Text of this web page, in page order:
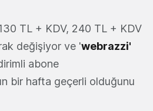
TL + KDV, 240 TL + KDV
değişiyor ve 'webrazzi'
abone
bir hafta geçerli olduğunu